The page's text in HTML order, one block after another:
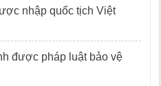
nhập quốc tịch Việt
được pháp luật bảo vệ